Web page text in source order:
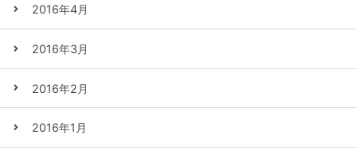
2016年4月
2016年3月
2016年2月
2016年1月